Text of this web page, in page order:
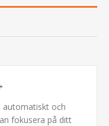
automatiskt och
fokusera på ditt